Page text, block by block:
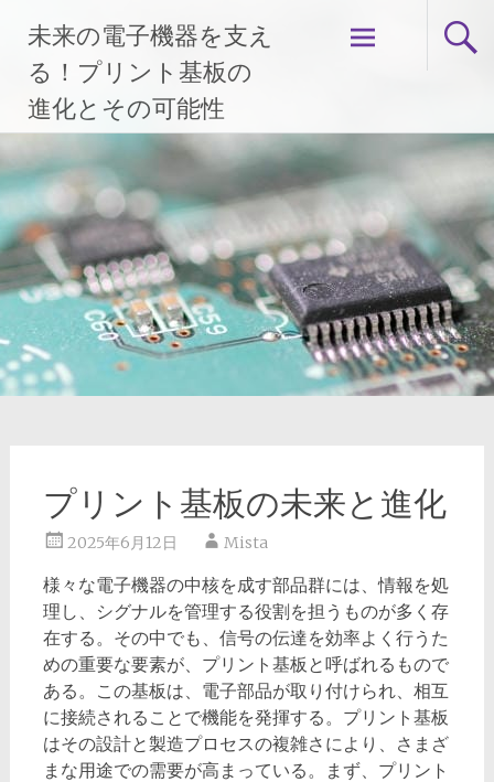
ス
キ
ッ
プ
未来の電子機器を支え
る！プリント基板の
進化とその可能性
プリント基板の未来と進化
2025年6月12日 Mista
様々な電子機器の中核を成す部品群には、情報を処
理し、シグナルを管理する役割を担うものが多く存
在する。 その中でも、信号の伝達を効率よく行うた
めの重要な要素が、プリント基板と呼ばれるもので
ある。この基板は、電子部品が取り付けられ、相互
に接続されることで機能を発揮する。プリント基板
はその設計と製造プロセスの複雑さにより、さまざ
まな用途での需要が高まっている。まず、プリント